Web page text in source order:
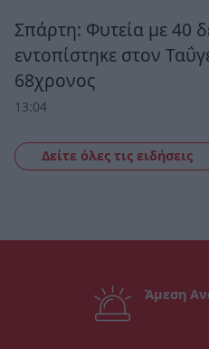
Σπάρτη: Φυτεία με 40
εντοπίστηκε στον
68χρονος
13:04
Δείτε όλες τις ειδήσεις
Άμεση